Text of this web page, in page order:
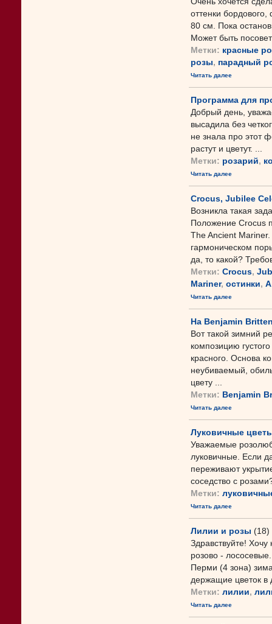
оттенки
80 см. Пока
Может быть
Метки: красные
розы, парадный
Читать далее
Программа для
Добрый день,
высадила без
не знала про этот
растут и цветут. ...
Метки: розарий,
Читать далее
Crocus, Jubilee
Возникла такая
Положение Crocus
The Ancient
гармоническом
да, то какой?
Метки: Crocus,
Mariner, остинки,
Читать далее
На Benjamin
Вот такой зимний
композицию
красного. Основа
неубиваемый,
цвету ...
Метки: Benjamin
Читать далее
Луковичные
Уважаемые
луковичные. Если
переживают
соседство с
Метки:
Читать далее
Лилии и розы (18)
Здравствуйте!
розово -
Перми (4 зона)
держащие цветок в
Метки: лилии,
Читать далее